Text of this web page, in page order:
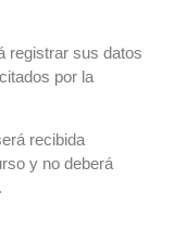
registrar sus datos
por la
recibida
y no deberá